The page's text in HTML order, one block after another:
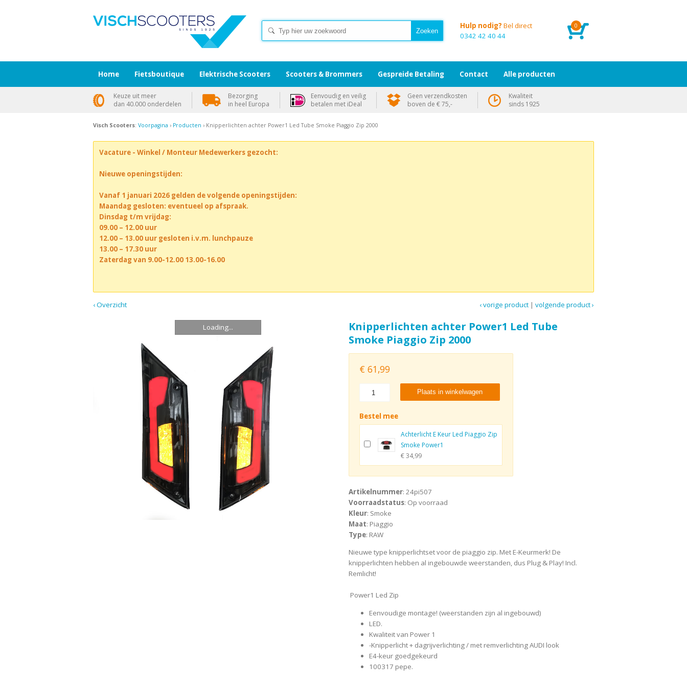
0
Hulp nodig? Bel direct
0342 42 40 44
Visch Scooters: Voorpagina › Producten › Knipperlichten achter Power1 Led Tube Smoke Piaggio Zip 2000
Vacature - Winkel / Monteur Medewerkers gezocht:
Nieuwe openingstijden:
Vanaf 1 januari 2026 gelden de volgende openingstijden:
Maandag gesloten: eventueel op afspraak.
Dinsdag t/m vrijdag:
09.00 – 12.00 uur
12.00 – 13.00 uur gesloten i.v.m. lunchpauze
13.00 – 17.30 uur
Zaterdag van 9.00-12.00 13.00-16.00
‹ Overzicht volgende product ›
|
‹ vorige product
Loading...
Knipperlichten achter Power1 Led Tube
Smoke Piaggio Zip 2000
€ 61,99
Plaats in winkelwagen
Bestel mee
Achterlicht E Keur Led Piaggio Zip
Smoke Power1
€ 34,99
Artikelnummer: 24pi507
Voorraadstatus: Op voorraad
Kleur: Smoke
Maat: Piaggio
Type: RAW
Nieuwe type knipperlichtset voor de piaggio zip. Met E-Keurmerk! De
knipperlichten hebben al ingebouwde weerstanden, dus Plug & Play! Incl.
Remlicht!
Power1 Led Zip
Eenvoudige montage! (weerstanden zijn al ingebouwd)
LED.
Kwaliteit van Power 1
-Knipperlicht + dagrijverlichting / met remverlichting AUDI look
E4-keur goedgekeurd
100317 pepe.
Home Fietsboutique Elektrische Scooters Scooters & Brommers Gespreide Betaling Contact Alle producten
Keuze uit meer
dan 40.000 onderdelen
Bezorging
in heel Europa
Eenvoudig en veilig
betalen met iDeal
Geen verzendkosten
boven de € 75,-
Kwaliteit
sinds 1925